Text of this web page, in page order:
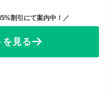
割引にて案内中！／
を見る